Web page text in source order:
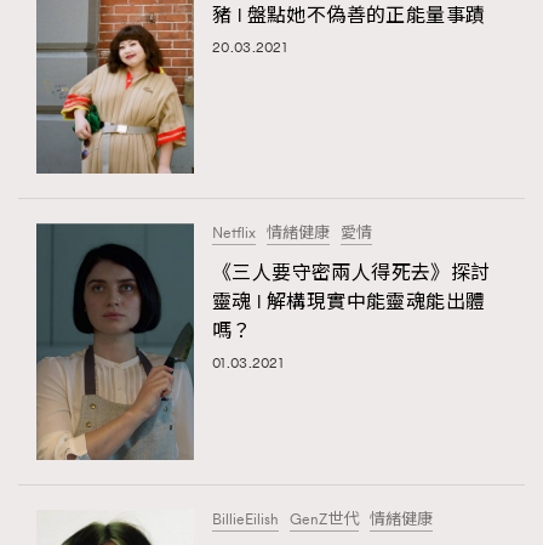
豬 l 盤點她不偽善的正能量事蹟
20.03.2021
Netflix 情緒健康 愛情
《三人要守密兩人得死去》探討
靈魂 l 解構現實中能靈魂能出體
嗎？
01.03.2021
BillieEilish GenZ世代 情緒健康